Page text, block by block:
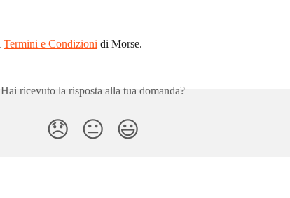
Termini e Condizioni di Morse.
Hai ricevuto la risposta alla tua domanda?
😞 😐 😃